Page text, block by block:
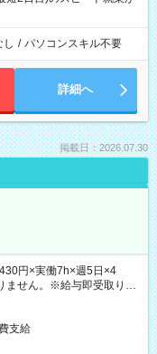
し / パソコンスキル不要
詳細へ
掲載日：2026.07.30
円×実働7h×週5日×4
ません。※給与即受取りサ
支給